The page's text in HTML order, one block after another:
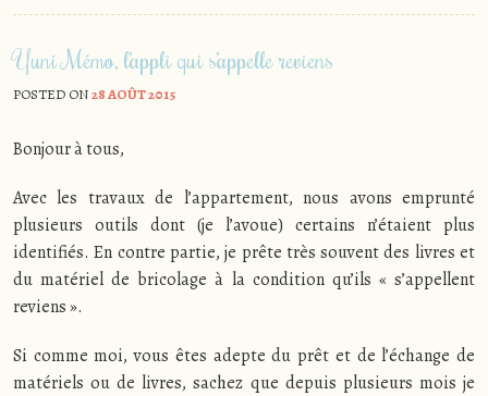
Yuni Mémo, l’appli qui s’appelle reviens
POSTED ON28 AOÛT 2015
Bonjour à tous,
Avec les travaux de l’appartement, nous avons emprunté
plusieurs outils dont (je l’avoue) certains n’étaient plus
identifiés. En contre partie, je prête très souvent des livres et
du matériel de bricolage à la condition qu’ils « s’appellent
reviens ».
Si comme moi, vous êtes adepte du prêt et de l’échange de
matériels ou de livres, sachez que depuis plusieurs mois je